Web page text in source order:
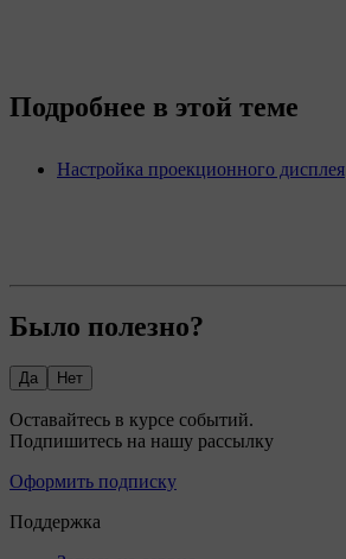
Подробнее в этой теме
Настройка проекционного дисплея
Было полезно?
Да Нет